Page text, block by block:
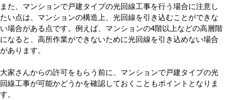
また、マンションで戸建タイプの光回線工事を行う場合に注意し
たい点は、マンションの構造上、光回線を引き込むことができな
い場合がある点です。例えば、マンションの4階以上などの高層階
になると、高所作業ができないために光回線を引き込めない場合
があります。
大家さんからの許可をもらう前に、マンションで戸建タイプの光
回線工事が可能かどうかを確認しておくこともポイントとなりま
す。